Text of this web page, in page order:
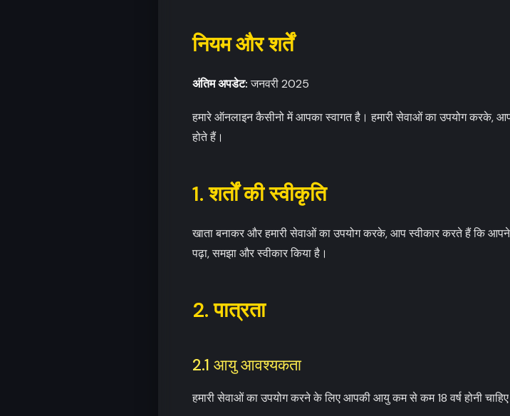
नियम और शर्तें
अंतिम अपडेट:जनवरी 2025
हमारे ऑनलाइन कैसीनो में आपका स्वागत है। हमारी सेवाओं का उपयोग करके,
होते हैं।
1. शर्तों की स्वीकृति
खाता बनाकर और हमारी सेवाओं का उपयोग करके, आप स्वीकार करते हैं कि आपने
पढ़ा, समझा और स्वीकार किया है।
2. पात्रता
2.1 आयु आवश्यकता
हमारी सेवाओं का उपयोग करने के लिए आपकी आयु कम से कम 18 वर्ष होनी